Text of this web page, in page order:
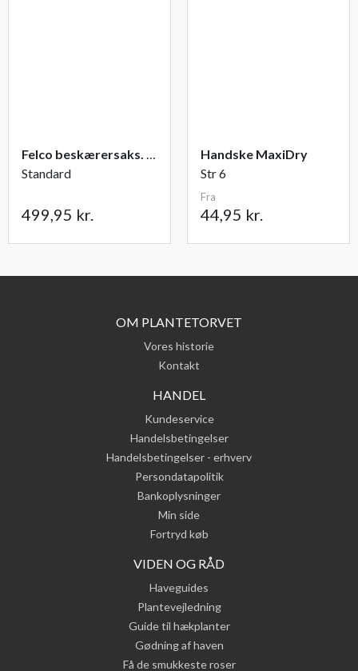
Felco beskærersaks. nr. 2
Standard
499,95 kr.
Handske MaxiDry
Str 6
Fra
44,95 kr.
OM PLANTETORVET
Vores historie
Kontakt
HANDEL
Kundeservice
Handelsbetingelser
Handelsbetingelser - erhverv
Persondatapolitik
Bankoplysninger
Min side
Fortryd køb
VIDEN OG RÅD
Haveguides
Plantevejledning
Guide til hækplanter
Gødning af haven
Få de smukkeste roser